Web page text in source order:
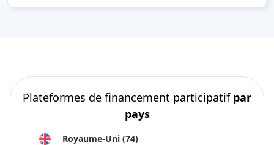
Plateformes de financement participatif par
pays
Royaume-Uni (74)